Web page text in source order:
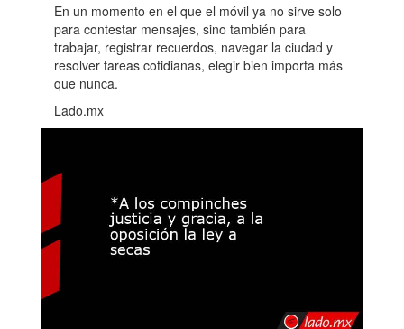
En un momento en el que el móvil ya no sirve solo
para contestar mensajes, sino también para
trabajar, registrar recuerdos, navegar la ciudad y
resolver tareas cotidianas, elegir bien importa más
que nunca.
Lado.mx